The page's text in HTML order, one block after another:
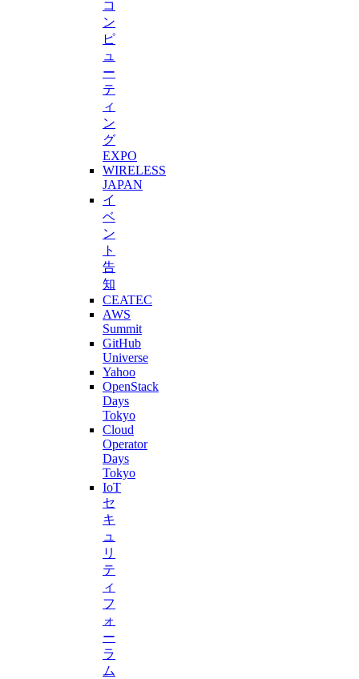
コ
ン
ピ
ュ
ー
テ
ィ
ン
グ
EXPO
WIRELESS
JAPAN
イ
ベ
ン
ト
告
知
CEATEC
AWS
Summit
GitHub
Universe
Yahoo
OpenStack
Days
Tokyo
Cloud
Operator
Days
Tokyo
IoT
セ
キ
ュ
リ
テ
ィ
フ
ォ
ー
ラ
ム